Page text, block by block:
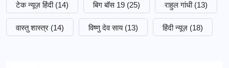
टेक न्यूज़ हिंदी (14) बिग बॉस 19 (25) राहुल गांधी (13)
वास्तु शास्त्र (14) विष्णु देव साय (13) हिंदी न्यूज़ (18)